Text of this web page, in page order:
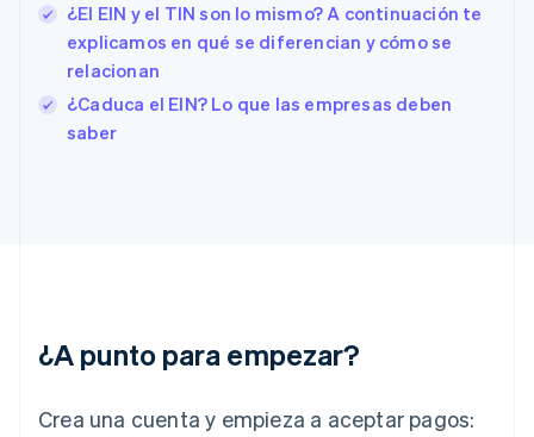
¿El EIN y el TIN son lo mismo? A continuación te
explicamos en qué se diferencian y cómo se
relacionan
¿Caduca el EIN? Lo que las empresas deben
saber
¿A punto para empezar?
Crea una cuenta y empieza a aceptar pagos:
Estados Unidos
EnglishEspañol简体中文
Estonia
Finlandia
English
India
English